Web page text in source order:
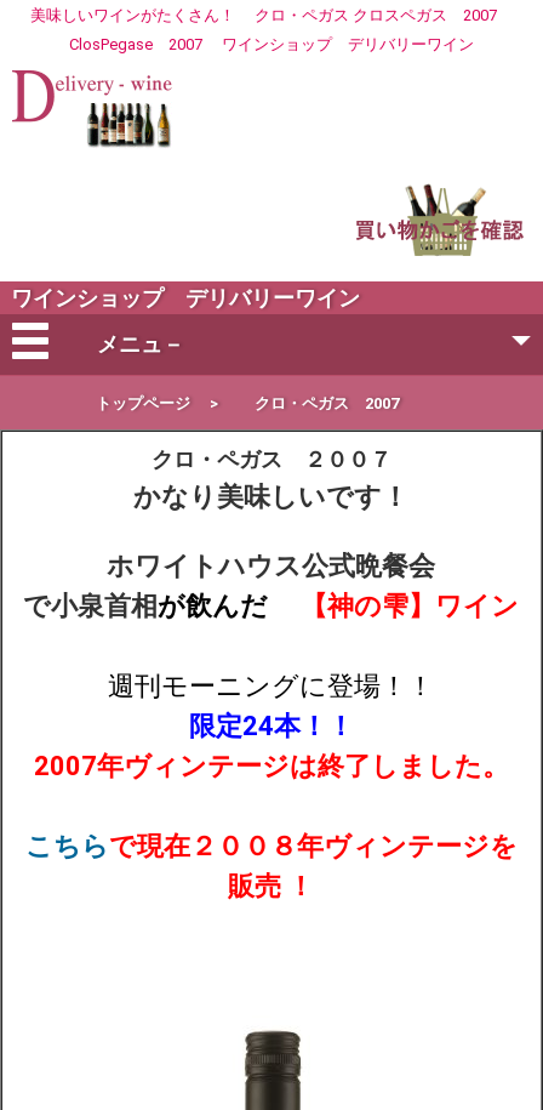
美味しいワインがたくさん！
クロ・ペガス クロスペガス 2007
ClosPegase 2007
ワインショップ デリバリーワイン
ワインショップ デリバリーワイン
メニュ－
会社概要
ご注文方法
配送・送料
お支払
メルマガ登録
生まれ年のワイン【プラチナワイン】
トップページ > クロ・ペガス 2007
クロ・ペガス ２００７
かなり美味しいです！
ホワイトハウス公式晩餐会
で小泉首相が飲んだ 【神の雫】 ワイン
週刊モーニングに登場！！
限定24本！！
2007年ヴィンテージは終了しました。
こちらで現在２００８年ヴィンテージを
販売 ！